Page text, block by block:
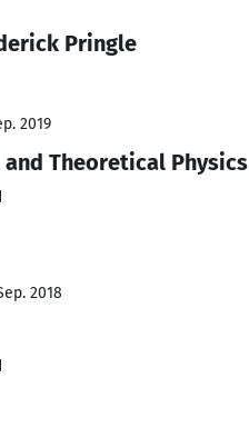
Pringle
2019
Theoretical Physics
2018